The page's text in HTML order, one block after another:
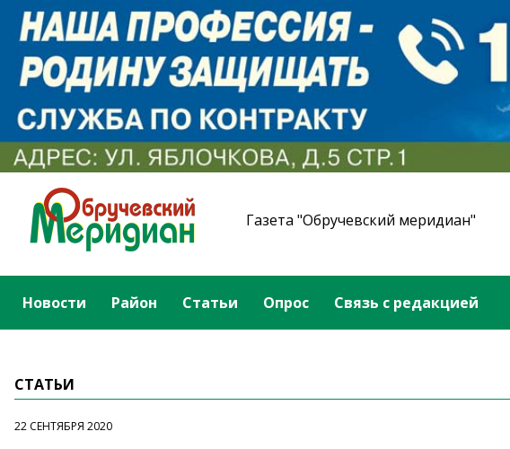
Газета "Обручевский меридиан"
Новости Район Статьи Опрос Связь с редакцией
СТАТЬИ
22 СЕНТЯБРЯ 2020